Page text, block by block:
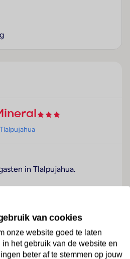
Tlalpujahua
in Tlalpujahua.
lift en een receptie. Tot
In het hotel is
die met de auto komen,
of op de
van cookies
onze website goed te laten
het gebruik van de website en
beter af te stemmen op jouw